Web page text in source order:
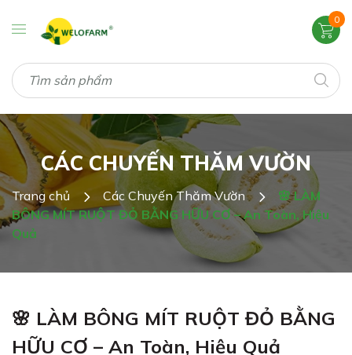
0
CÁC CHUYẾN THĂM VƯỜN
Trang chủ Các Chuyến Thăm Vườn
🌸 LÀM
BÔNG MÍT RUỘT ĐỎ BẰNG HỮU CƠ – An Toàn, Hiệu
Quả
🌸 LÀM BÔNG MÍT RUỘT ĐỎ BẰNG
HỮU CƠ – An Toàn, Hiệu Quả